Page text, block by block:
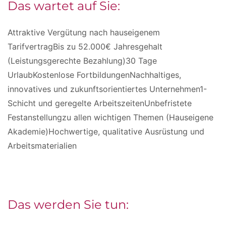
Das wartet auf Sie:
Attraktive Vergütung nach hauseigenem
TarifvertragBis zu 52.000€ Jahresgehalt
(Leistungsgerechte Bezahlung)30 Tage
UrlaubKostenlose FortbildungenNachhaltiges,
innovatives und zukunftsorientiertes Unternehmen1-
Schicht und geregelte ArbeitszeitenUnbefristete
Festanstellungzu allen wichtigen Themen (Hauseigene
Akademie)Hochwertige, qualitative Ausrüstung und
Arbeitsmaterialien
Das werden Sie tun: